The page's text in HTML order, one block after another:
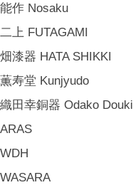
能作 Nosaku
二上 FUTAGAMI
畑漆器 HATA SHIKKI
薫寿堂 Kunjyudo
織田幸銅器 Odako Douki
ARAS
WDH
WASARA